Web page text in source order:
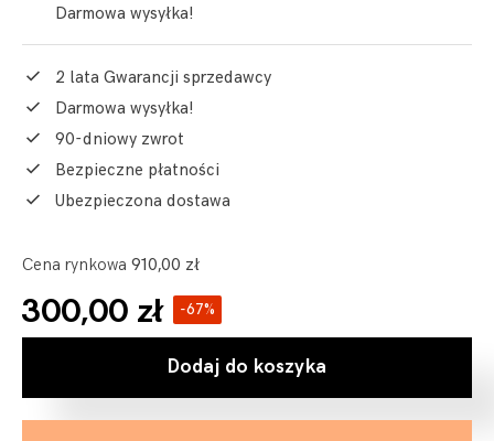
Darmowa wysyłka!
2 lata Gwarancji sprzedawcy
Darmowa wysyłka!
90-dniowy zwrot
Bezpieczne płatności
Ubezpieczona dostawa
Cena rynkowa 910,00 zł
300,00 zł -67%
Dodaj do koszyka